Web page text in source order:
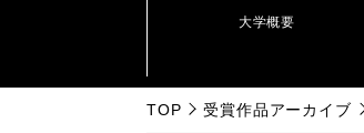
大学概要
TOP 受賞作品アーカイブ